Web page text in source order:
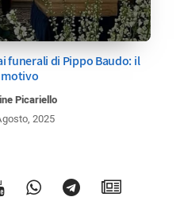
funerali di Pippo Baudo: il
Picariello
2025